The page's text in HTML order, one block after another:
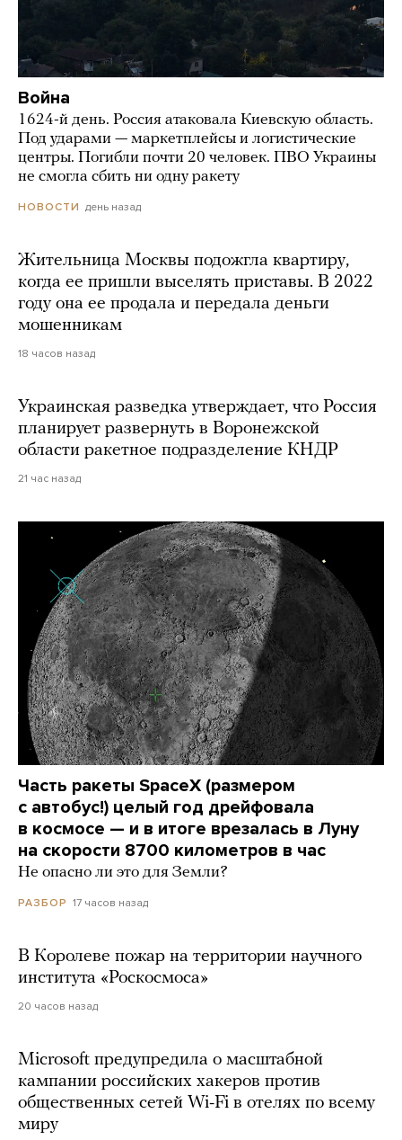
Война
1624-й день. Россия атаковала Киевскую область.
Под ударами — маркетплейсы и логистические
центры. Погибли почти 20 человек. ПВО Украины
не смогла сбить ни одну ракету
НОВОСТИ день назад
Жительница Москвы подожгла квартиру,
когда ее пришли выселять приставы. В 2022
году она ее продала и передала деньги
мошенникам
18 часов назад
Украинская разведка утверждает, что Россия
планирует развернуть в Воронежской
области ракетное подразделение КНДР
21 час назад
Часть ракеты SpaceX (размером
с автобус!) целый год дрейфовала
в космосе — и в итоге врезалась в Луну
на скорости 8700 километров в час
Не опасно ли это для Земли?
РАЗБОР 17 часов назад
В Королеве пожар на территории научного
института «Роскосмоса»
20 часов назад
Microsoft предупредила о масштабной
кампании российских хакеров против
общественных сетей Wi-Fi в отелях по всему
миру